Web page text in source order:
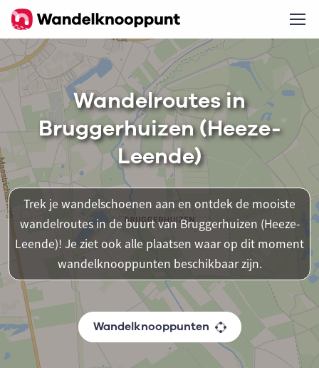
Wandelroutes in
Bruggerhuizen (Heeze-
Leende)
Trek je wandelschoenen aan en ontdek de mooiste
wandelroutes in de buurt van Bruggerhuizen (Heeze-
Leende)! Je ziet ook alle plaatsen waar op dit moment
wandelknooppunten beschikbaar zijn.
Wandelknooppunten